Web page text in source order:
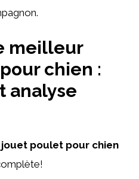
meilleur
chien :
analyse
poulet pour chien